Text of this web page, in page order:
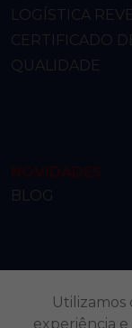
LOGÍSTICA
CERTIFICADO
QUALIDADE
BLOG
CONTATOUtilizamos
experiência